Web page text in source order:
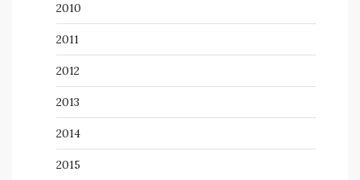
2010
2011
2012
2013
2014
2015